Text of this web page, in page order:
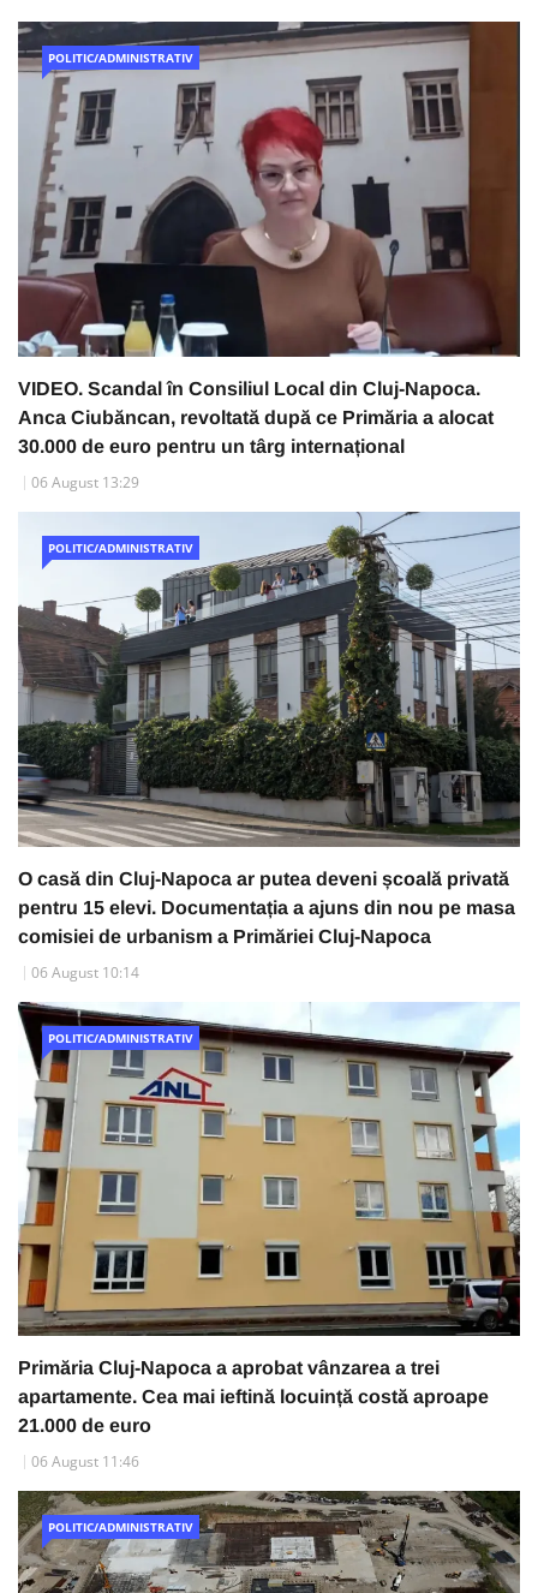
POLITIC/ADMINISTRATIV
VIDEO. Scandal în Consiliul Local din Cluj-Napoca.
Anca Ciubăncan, revoltată după ce Primăria a alocat
30.000 de euro pentru un târg internațional
06 August 13:29
POLITIC/ADMINISTRATIV
O casă din Cluj-Napoca ar putea deveni școală privată
pentru 15 elevi. Documentația a ajuns din nou pe masa
comisiei de urbanism a Primăriei Cluj-Napoca
06 August 10:14
POLITIC/ADMINISTRATIV
Primăria Cluj-Napoca a aprobat vânzarea a trei
apartamente. Cea mai ieftină locuință costă aproape
21.000 de euro
06 August 11:46
POLITIC/ADMINISTRATIV